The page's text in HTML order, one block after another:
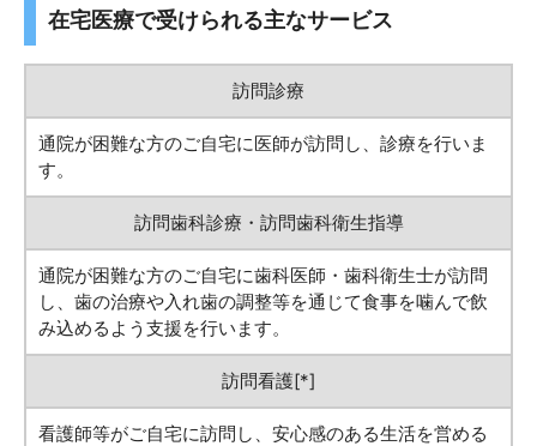
在宅医療で受けられる主なサービス
訪問診療
通院が困難な方のご自宅に医師が訪問し、診療を行いま
す。
訪問歯科診療・訪問歯科衛生指導
通院が困難な方のご自宅に歯科医師・歯科衛生士が訪問
し、歯の治療や入れ歯の調整等を通じて食事を噛んで飲
み込めるよう支援を行います。
訪問看護[*]
看護師等がご自宅に訪問し、安心感のある生活を営める